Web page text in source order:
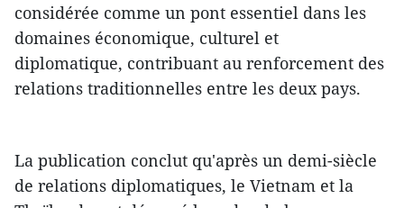
considérée comme un pont essentiel dans les
domaines économique, culturel et
diplomatique, contribuant au renforcement des
relations traditionnelles entre les deux pays.
La publication conclut qu'après un demi-siècle
de relations diplomatiques, le Vietnam et la